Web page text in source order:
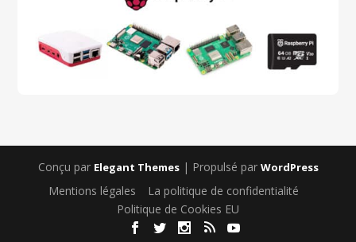
Conçu par Elegant Themes| Propulsé par WordPress
Mentions légales
La politique de confidentialité
Politique de Cookies EU